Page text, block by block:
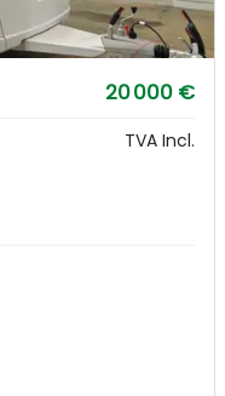
20 000 €
TVA Incl.